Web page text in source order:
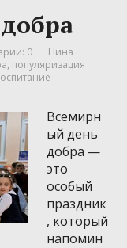
0
Нина
, популяризация
Всемирн
ый день
добра —
это
особый
праздник
, который
напомин